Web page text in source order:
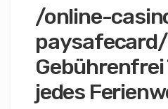
/online-
Gebührenfrei
jedes